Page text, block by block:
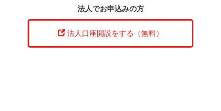
法人でお申込みの方
法人口座開設をする（無料）